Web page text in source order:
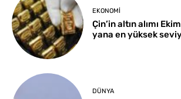
EKONOMI
Çin’in altın alımı
yana en yüksek
DÜNYA